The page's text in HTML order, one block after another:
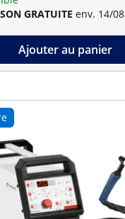
GRATUITE env. 14/08
Ajouter au panier